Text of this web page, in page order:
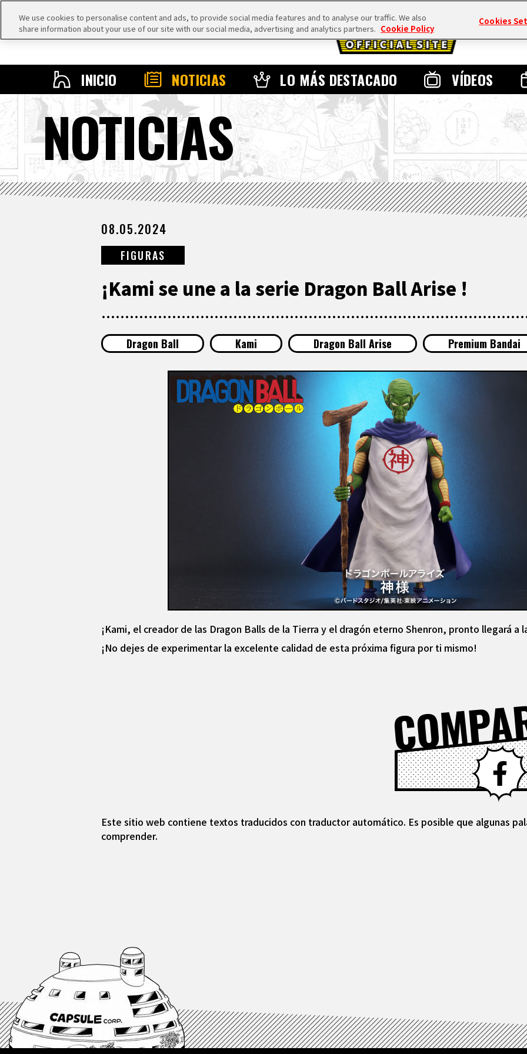
INICIO NOTICIAS LO MÁS DESTACADO VÍDEOS
NOTICIAS
08.05.2024
FIGURAS
¡Kami se une a la serie Dragon Ball Arise !
Dragon Ball Kami Dragon Ball Arise Premium Bandai
¡Kami, el creador de las Dragon Balls de la Tierra y el dragón eterno Shenron, pronto llegará a
¡No dejes de experimentar la excelente calidad de esta próxima figura por ti mismo!
Este sitio web contiene textos traducidos con traductor automático. Es posible que algunas
comprender.
We use cookies to personalise content and ads, to provide social media features and to analyse our traffic. We also
share information about your use of our site with our social media, advertising and analytics partners. Cookie Policy
Cookies